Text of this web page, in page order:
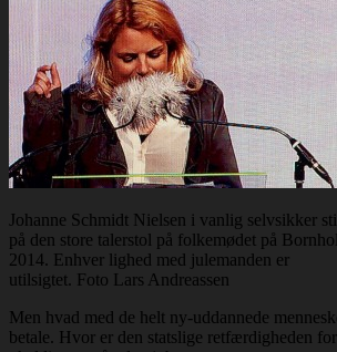
Johanne Schmidt Nielsen i vanlig selvsikker
på den store talerstol på folkemødet på
2014. Enhver lighed med julemanden er
utilsigtet. Foto Lars Andreassen
Men hvad med de helt ny-uddannede
betale. Hvor er den statslige retfærdigheden